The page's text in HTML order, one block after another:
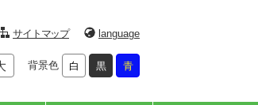
サイトマップ language
背景色 白 黒 青